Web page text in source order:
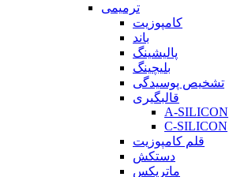
ترمیمی
کامپوزیت
باند
پالیشینگ
بلیچینگ
تشخیص پوسیدگی
قالبگیری
A-SILICON
C-SILICON
قلم کامپوزیت
دستکش
ماتریکس